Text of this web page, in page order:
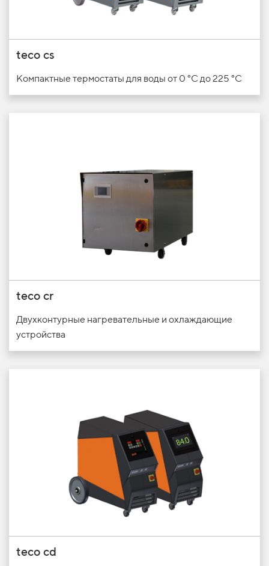
teco cs
Компактные термостаты для воды от 0 °C до 225 °C
teco cr
Двухконтурные нагревательные и охлаждающие
устройства
teco cd